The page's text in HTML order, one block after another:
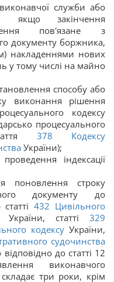
служби або
якщо закінчення
пов'язане з
документу боржника,
накладеннями нових
у тому числі на майно
способу або
виконання рішення
кодексу
процесуального
378 Кодексу
України);
індексації
поновлення строку
документу до
432 Цивільного
України, статті 329
кодексу України,
судочинства
до статті 12
виконавчого
три роки, крім